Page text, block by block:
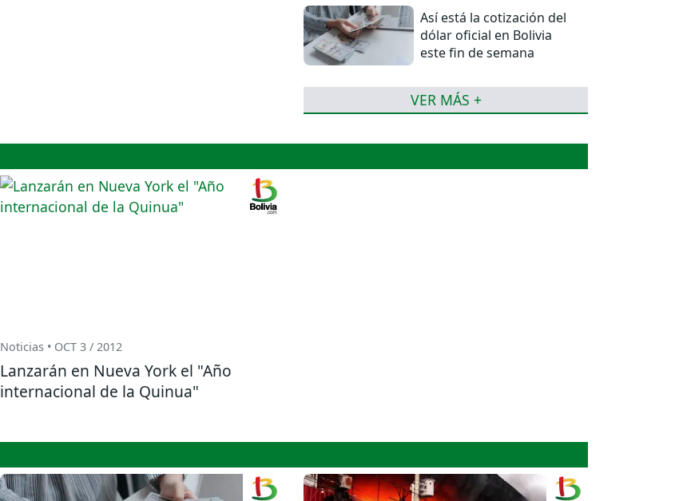
Así está la cotización del
dólar oficial en Bolivia
este fin de semana
VER MÁS +
Noticias • OCT 3 / 2012
Lanzarán en Nueva York el "Año
internacional de la Quinua"